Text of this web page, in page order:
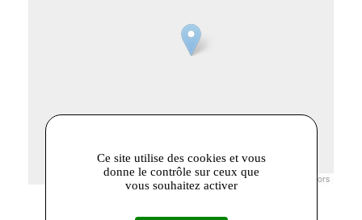
|© Openstreetmap France | ©OpenStreetMap contributors
Ce site utilise des cookies et vous
donne le contrôle sur ceux que
vous souhaitez activer